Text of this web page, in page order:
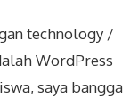
technology /
WordPress
saya bangga